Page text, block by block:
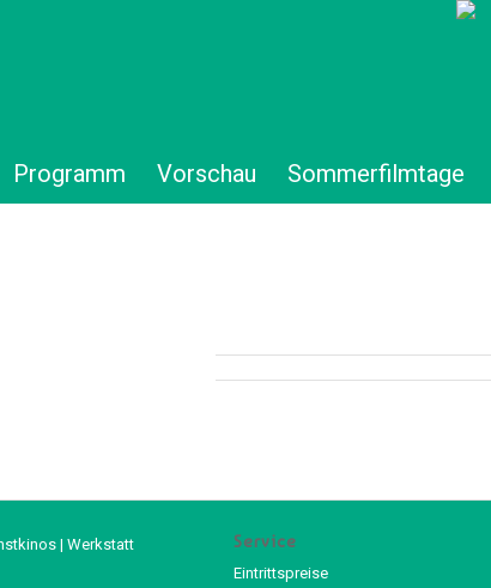
Programm Vorschau Sommerfilmtage
| Werkstatt
Service
Eintrittspreise